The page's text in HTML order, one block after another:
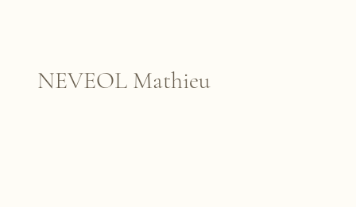
NEVEOL Mathieu